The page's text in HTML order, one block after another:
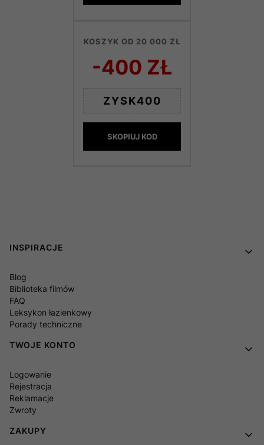
KOSZYK OD 20 000 ZŁ
-400 ZŁ
ZYSK400
SKOPIUJ KOD
Linki w stopce
INSPIRACJE
Blog
Biblioteka filmów
FAQ
Leksykon łazienkowy
Porady techniczne
TWOJE KONTO
Logowanie
Rejestracja
Reklamacje
Zwroty
ZAKUPY